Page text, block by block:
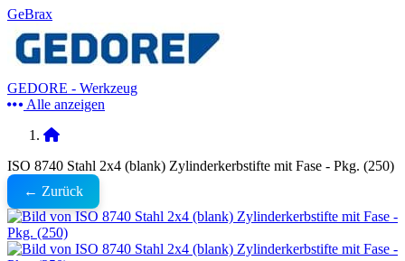
GeBrax
GEDORE - Werkzeug
Alle anzeigen
ISO 8740 Stahl 2x4 (blank) Zylinderkerbstifte mit Fase - Pkg. (250)
← Zurück